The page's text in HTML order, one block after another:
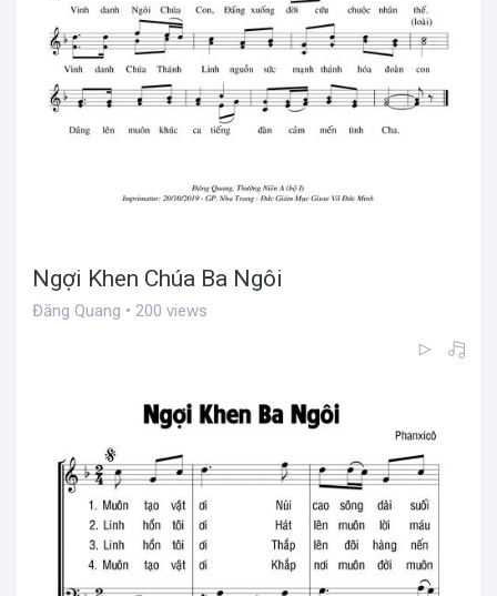
Ngợi Khen Chúa Ba Ngôi
Đăng Quang • 200 views